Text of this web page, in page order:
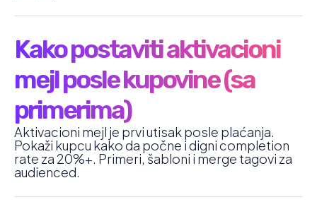
Kako postaviti aktivacioni
mejl posle kupovine (sa
primerima)
Aktivacioni mejl je prvi utisak posle plaćanja.
Pokaži kupcu kako da počne i digni completion
rate za 20%+. Primeri, šabloni i merge tagovi za
audienced.